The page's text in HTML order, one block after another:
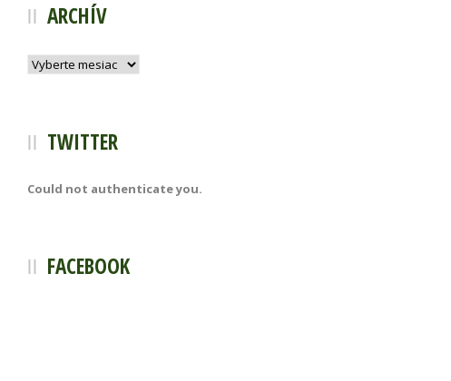
ARCHÍV
Archív
TWITTER
Could not authenticate you.
FACEBOOK